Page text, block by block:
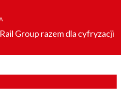
Group razem dla cyfryzacji